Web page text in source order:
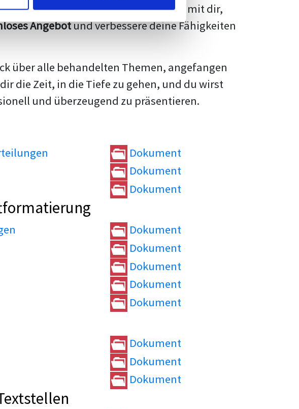
teilen wertvolleTipps und Tricks
mit dir,
Angebotund verbessere deine Fähigkeiten
über alle behandelten Themen, angefangen
die Zeit, in die Tiefe zu gehen, und du wirst
und überzeugend zu präsentieren.
Dokument
Dokument
Dokument
Dokument
Dokument
Dokument
Dokument
Dokument
Dokument
Dokument
Dokument